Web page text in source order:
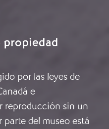
propiedad
por las leyes de
e
reproducción sin un
del museo está